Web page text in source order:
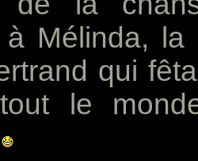
à Mélinda,
qui
le